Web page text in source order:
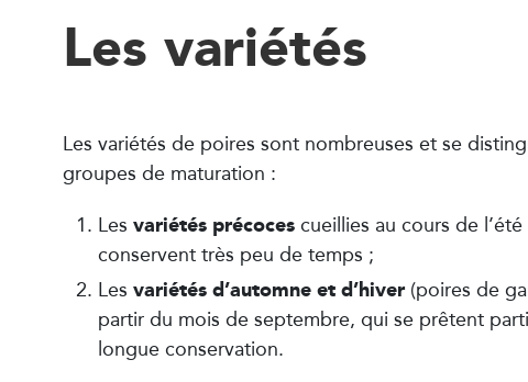
Les variétés
Les variétés de poires sont nombreuses et se
groupes de maturation :
Les variétés précocescueillies au cours de
conservent très peu de temps ;
Les variétés d’automne et d’hiver(poires de
partir du mois de septembre, qui se prêtent
longue conservation.